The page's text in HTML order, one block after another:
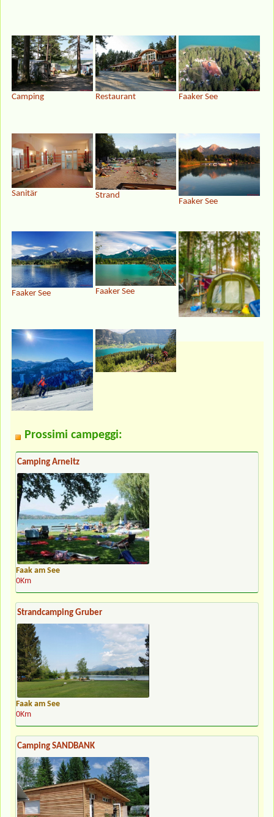
Camping Restaurant Faaker See
Sanitär Strand
Faaker See
Faaker See Faaker See
Prossimi campeggi:
Camping Arneitz
Faak am See
0Km
Strandcamping Gruber
Faak am See
0Km
Camping SANDBANK